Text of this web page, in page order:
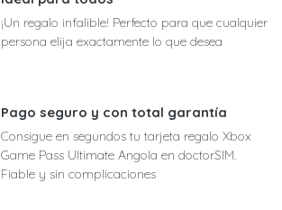
¡Un regalo infalible! Perfecto para que cualquier
persona elija exactamente lo que desea
Pago seguro y con total garantía
Consigue en segundos tu tarjeta regalo Xbox
Game Pass Ultimate Angola en doctorSIM.
Fiable y sin complicaciones